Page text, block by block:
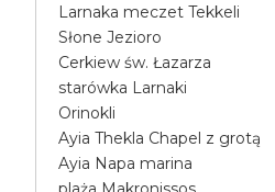
Larnaka meczet Tekkeli
Słone Jezioro
Cerkiew św. Łazarza
starówka Larnaki
Orinokli
Ayia Thekla Chapel z grotą
Ayia Napa marina